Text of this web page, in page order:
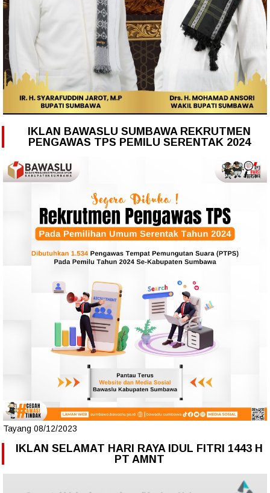
IKLAN BAWASLU SUMBAWA REKRUTMEN
PENGAWAS TPS PEMILU SERENTAK 2024
Tayang 08/12/2023
IKLAN SELAMAT HARI RAYA IDUL FITRI 1443 H
PT AMNT